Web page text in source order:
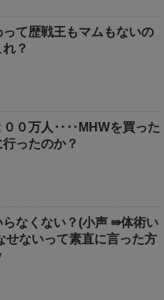
って歴戦王もマムもないの
？
００万人‥‥MHWを買った
ったのか？
らなくない？(小声 ⇛体術い
せないって素直に言った方